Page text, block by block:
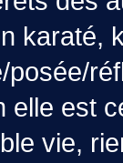
karaté,
posée/
elle est
vie,